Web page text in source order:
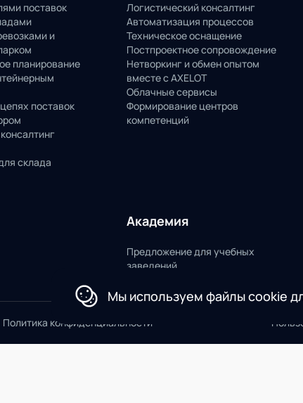
поставок
и
планирование
поставок
склада
Логистический консалтинг
Автоматизация процессов
Техническое оснащение
Постпроектное сопровождение
Нетворкинг и обмен опытом
вместе с AXELOT
Облачные сервисы
Формирование центров
компетенций
Академия
Предложение для учебных
заведений
Политика конфиденциальности
Мы используем файлы cookie